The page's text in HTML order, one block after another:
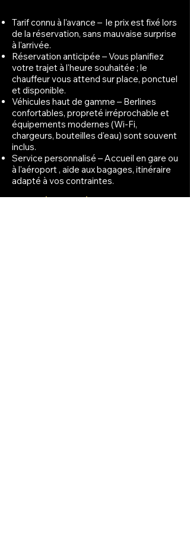
Tarif connu à l'avance – le prix est fixé lors
de la réservation, sans mauvaise surprise
à l'arrivée.
Réservation anticipée – Vous planifiez
votre trajet à l'heure souhaitée ; le
chauffeur vous attend sur place, ponctuel
et disponible.
Véhicules haut de gamme – Berlines
confortables, propreté irréprochable et
équipements modernes (Wi-Fi,
chargeurs, bouteilles d'eau) sont souvent
inclus.
Service personnalisé – Accueil en gare ou
à l'aéroport , aide aux bagages, itinéraire
adapté à vos contraintes.
VTC du Pradet couvrent